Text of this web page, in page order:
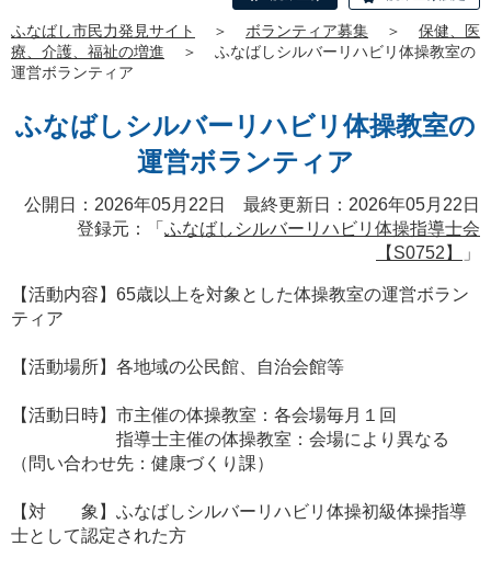
ふなばし市民力発見サイト ＞ ボランティア募集 ＞
保健、医
療、介護、福祉の増進
＞
ふなばしシルバーリハビリ体操教室の
運営ボランティア
ふなばしシルバーリハビリ体操教室の
運営ボランティア
公開日：2026年05月22日 最終更新日：2026年05月22日
登録元：「 ふなばしシルバーリハビリ体操指導士会
【S0752】
」
【活動内容】65歳以上を対象とした体操教室の運営ボラン
ティア
【活動場所】各地域の公民館、自治会館等
【活動日時】市主催の体操教室：各会場毎月１回
指導士主催の体操教室：会場により異なる
（問い合わせ先：健康づくり課）
【対 象】ふなばしシルバーリハビリ体操初級体操指導
士として認定された方